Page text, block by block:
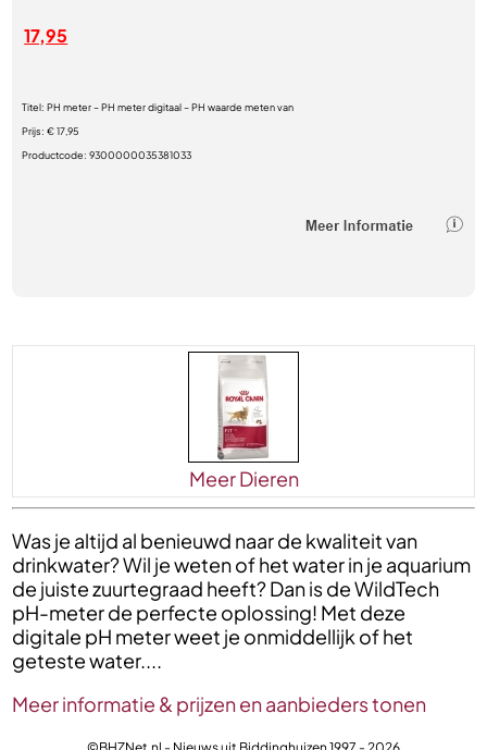
17,95
Titel:PH meter – PH meter digitaal – PH waarde meten van
Prijs:€ 17,95
Productcode:9300000035381033
Meer Dieren
Was je altijd al benieuwd naar de kwaliteit van
drinkwater? Wil je weten of het water in je aquarium
de juiste zuurtegraad heeft? Dan is de WildTech
pH-meter de perfecte oplossing! Met deze
digitale pH meter weet je onmiddellijk of het
geteste water....
Meer informatie & prijzen en aanbieders tonen